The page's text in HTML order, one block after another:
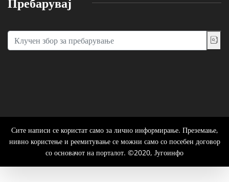
Сите написи се користат само за лично информирање. Преземање,
нивно користење и реемитување се можни само со посебен договор
со основачот на порталот. ©2020, Југоинфо